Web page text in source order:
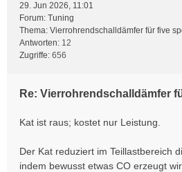
29. Jun 2026, 11:01
Forum: Tuning
Thema: Vierrohrendschalldämfer für five
Antworten: 12
Zugriffe: 656
Re: Vierrohrendschalldämfer
Kat ist raus; kostet nur Leistung.
Der Kat reduziert im Teillastbereich
indem bewusst etwas CO erzeugt